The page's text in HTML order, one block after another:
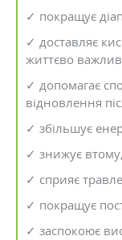
✓ покращує
✓ доставляє
життєво
✓ допомагає
відновлення
✓ збільшує
✓ знижує
✓ сприяє
✓ покращує
✓ заспокоює